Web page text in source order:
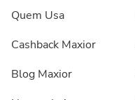
Quem Usa
Cashback Maxior
Blog Maxior